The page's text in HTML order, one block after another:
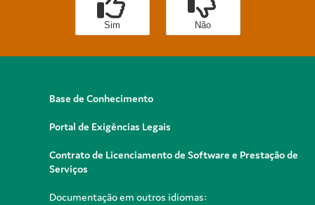
Sim Não
Base de Conhecimento
Portal de Exigências Legais
Contrato de Licenciamento de Software e Prestação de
Serviços
Documentação em outros idiomas: